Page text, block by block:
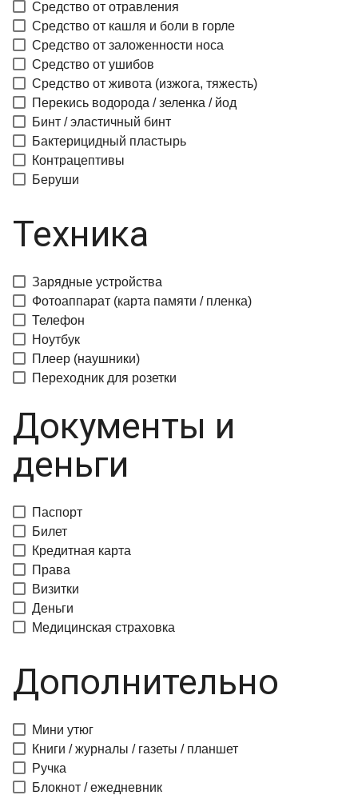
Средство от отравления
Средство от кашля и боли в горле
Средство от заложенности носа
Средство от ушибов
Средство от живота (изжога, тяжесть)
Перекись водорода / зеленка / йод
Бинт / эластичный бинт
Бактерицидный пластырь
Контрацептивы
Беруши
Техника
Зарядные устройства
Фотоаппарат (карта памяти / пленка)
Телефон
Ноутбук
Плеер (наушники)
Переходник для розетки
Документы и
деньги
Паспорт
Билет
Кредитная карта
Права
Визитки
Деньги
Медицинская страховка
Дополнительно
Мини утюг
Книги / журналы / газеты / планшет
Ручка
Блокнот / ежедневник